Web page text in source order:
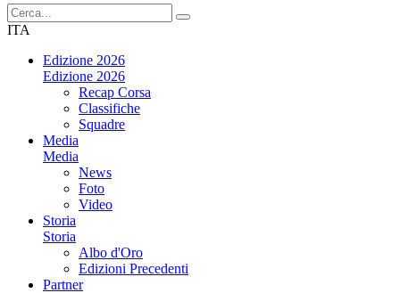
ITA
Edizione 2026
Edizione 2026
Recap Corsa
Classifiche
Squadre
Media
Media
News
Foto
Video
Storia
Storia
Albo d'Oro
Edizioni Precedenti
Partner